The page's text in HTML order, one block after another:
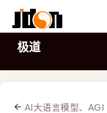
极道
AI大语言模型、AGI